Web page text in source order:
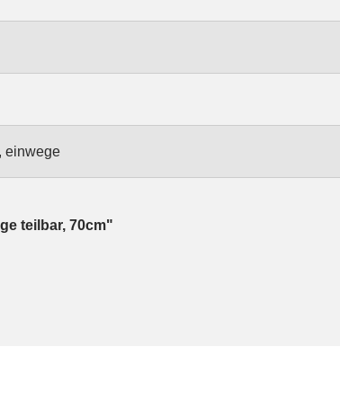
einwege
teilbar, 70cm"